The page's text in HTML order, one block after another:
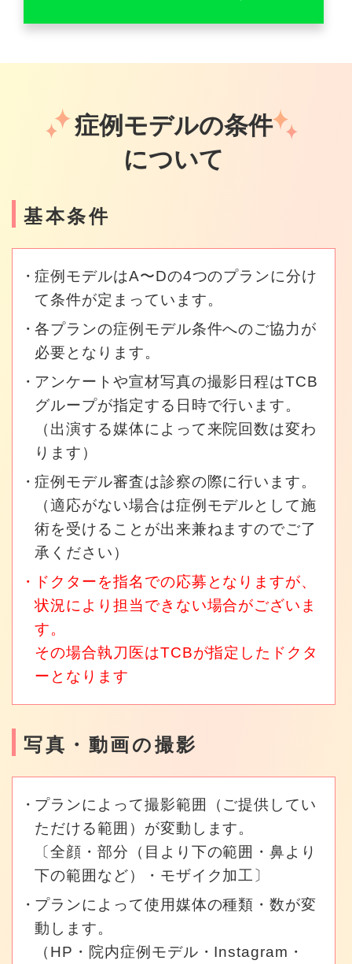
症例モデルの条件
について
基本条件
症例モデルはA〜Dの4つのプランに分け
て条件が定まっています。
各プランの症例モデル条件へのご協力が
必要となります。
アンケートや宣材写真の撮影日程はTCB
グループが指定する日時で行います。
（出演する媒体によって来院回数は変わ
ります）
症例モデル審査は診察の際に行います。
（適応がない場合は症例モデルとして施
術を受けることが出来兼ねますのでご了
承ください）
ドクターを指名での応募となりますが、
状況により担当できない場合がございま
す。
その場合執刀医はTCBが指定したドクタ
ーとなります
写真・動画の撮影
プランによって撮影範囲（ご提供してい
ただける範囲）が変動します。
〔全顔・部分（目より下の範囲・鼻より
下の範囲など）・モザイク加工〕
プランによって使用媒体の種類・数が変
動します。
（HP・院内症例モデル・Instagram・